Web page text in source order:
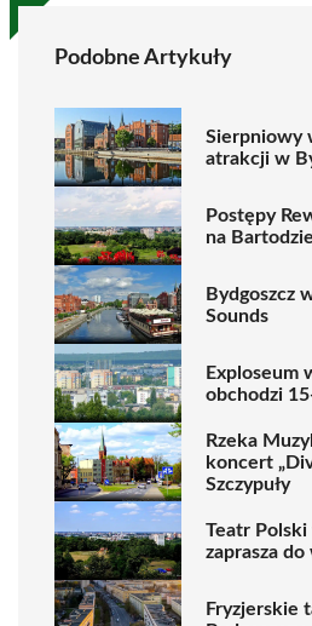
Podobne Artykuły
Sierpniowy
atrakcji w
Postępy
na
Bydgoszcz
Sounds
Exploseum
obchodzi
Rzeka
koncert
Szczypuły
Teatr Polski
zaprasza do
Fryzjerskie